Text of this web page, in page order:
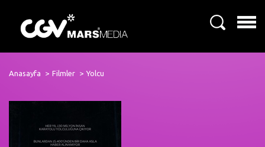
Anasayfa Filmler Yolcu